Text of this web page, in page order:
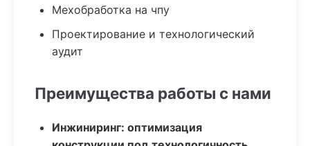
Мехобработка на чпу
Проектирование и технологический
аудит
Преимущества работы с нами
Инжиниринг: оптимизация